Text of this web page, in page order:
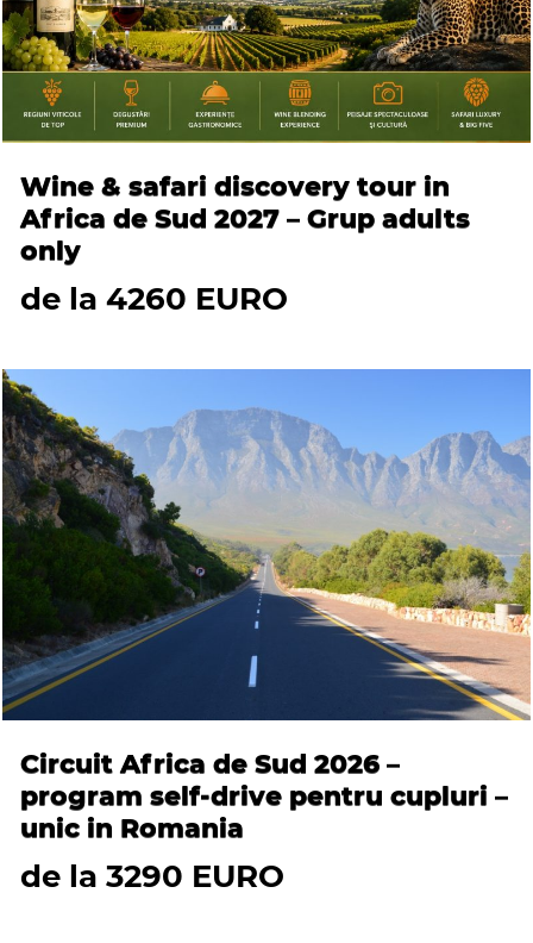
Wine & safari discovery tour in
Africa de Sud 2027 – Grup adults
only
de la 4260 EURO
Circuit Africa de Sud 2026 –
program self-drive pentru cupluri –
unic in Romania
de la 3290 EURO